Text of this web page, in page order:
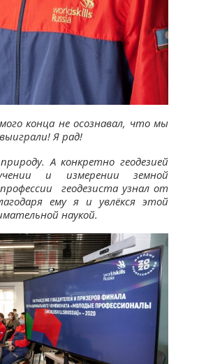
конца не осознавал, что мы
выиграли! Я рад!
А конкретно геодезией
и измерении земной
профессии геодезиста узнал от
ему я и увлёкся этой
наукой.